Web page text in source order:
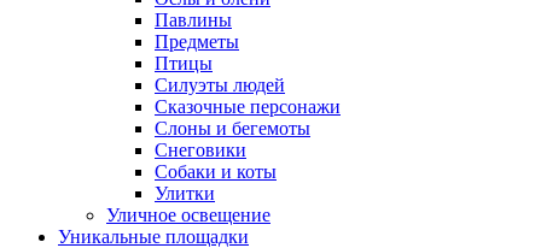
Павлины
Предметы
Птицы
Силуэты людей
Сказочные персонажи
Слоны и бегемоты
Снеговики
Собаки и коты
Улитки
Уличное освещение
Уникальные площадки